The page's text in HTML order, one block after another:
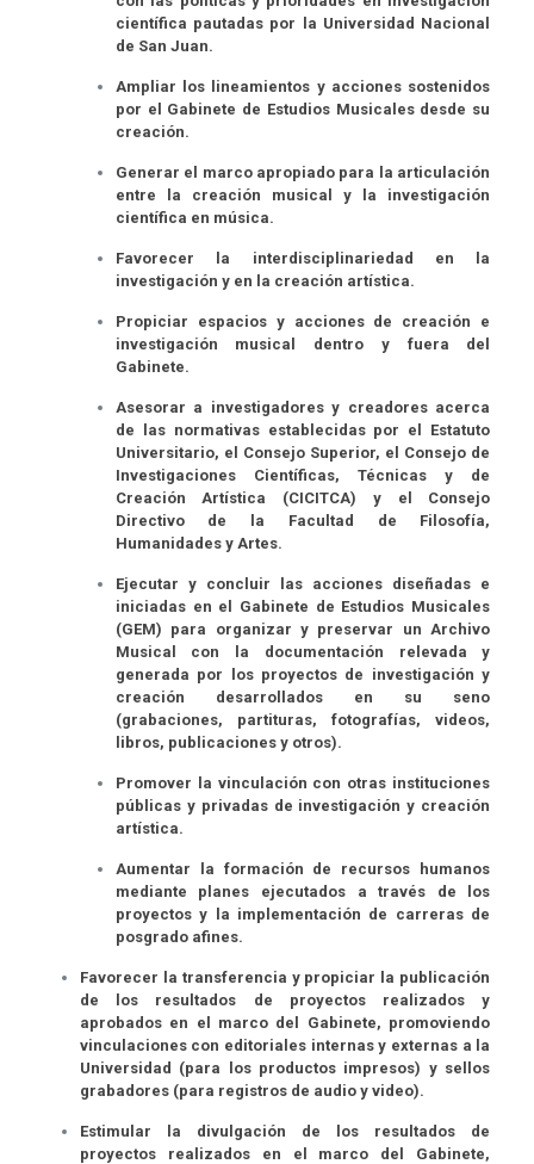
científica pautadas por la Universidad Nacional
de San Juan.
Ampliar los lineamientos y acciones sostenidos
por el Gabinete de Estudios Musicales desde su
creación.
Generar el marco apropiado para la articulación
entre la creación musical y la investigación
científica en música.
Favorecer la interdisciplinariedad en la
investigación y en la creación artística.
Propiciar espacios y acciones de creación e
investigación musical dentro y fuera del
Gabinete.
Asesorar a investigadores y creadores acerca
de las normativas establecidas por el Estatuto
Universitario, el Consejo Superior, el Consejo de
Investigaciones Científicas, Técnicas y de
Creación Artística (CICITCA) y el Consejo
Directivo de la Facultad de Filosofía,
Humanidades y Artes.
Ejecutar y concluir las acciones diseñadas e
iniciadas en el Gabinete de Estudios Musicales
(GEM) para organizar y preservar un Archivo
Musical con la documentación relevada y
generada por los proyectos de investigación y
creación desarrollados en su seno
(grabaciones, partituras, fotografías, videos,
libros, publicaciones y otros).
Promover la vinculación con otras instituciones
públicas y privadas de investigación y creación
artística.
Aumentar la formación de recursos humanos
mediante planes ejecutados a través de los
proyectos y la implementación de carreras de
posgrado afines.
Favorecer la transferencia y propiciar la publicación
de los resultados de proyectos realizados y
aprobados en el marco del Gabinete, promoviendo
vinculaciones con editoriales internas y externas a la
Universidad (para los productos impresos) y sellos
grabadores (para registros de audio y video).
Estimular la divulgación de los resultados de
proyectos realizados en el marco del Gabinete,